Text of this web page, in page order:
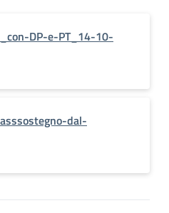
DP-e-PT_14-10-
dal-